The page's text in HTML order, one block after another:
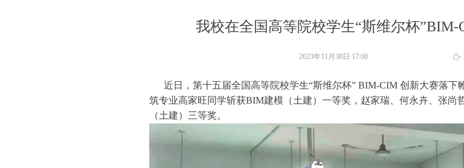
我校在全国高等院校学生“斯维尔杯
近日，第十五届全国高等院校学生“斯维尔杯” BIM-CIM 创新大赛落下
筑专业高家旺同学斩获BIM建模（土建）一等奖，赵家瑞、何永卉、张尚
（土建）三等奖。
2023年11月30日 17:00 ꄘ